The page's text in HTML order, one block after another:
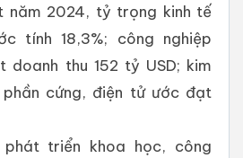
năm 2024, tỷ trọng kinh tế
tính 18,3%; công nghiệp
doanh thu 152 tỷ USD; kim
phần cứng, điện tử ước đạt
phát triển khoa học, công